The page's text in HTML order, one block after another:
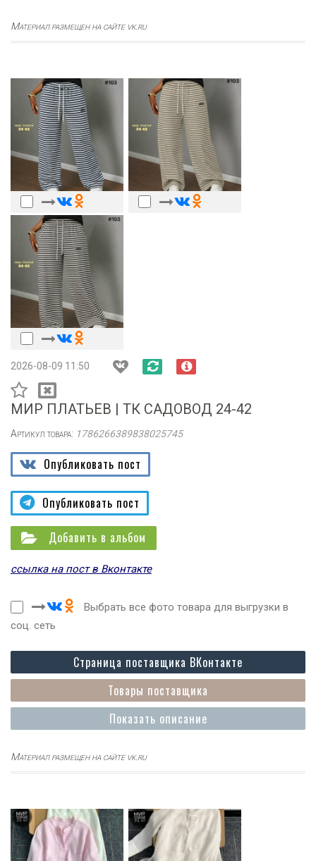
Материал размещен на сайте vk.ru
2026-08-09 11:50
МИР ПЛАТЬЕВ | ТК САДОВОД 24-42
Артикул товара: 1786266389838025745
Опубликовать пост
Опубликовать пост
Добавить в альбом
ссылка на пост в Вконтакте
Выбрать все фото товара для выгрузки в
соц. сеть
Показать описание
Товары поставщика
Страница поставщика ВКонтакте
Материал размещен на сайте vk.ru